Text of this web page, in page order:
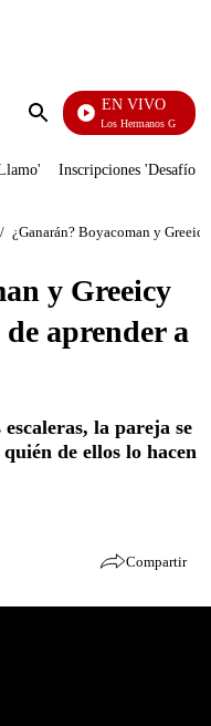
Enviar
EN VIVO
Cuentos De Los Hermanos Grimm
Inscripciones 'Desafío'
/ ¿Ganarán? Boyacoman y
y Greeicy
aprender a
la pareja se
de ellos lo hacen
Compartir